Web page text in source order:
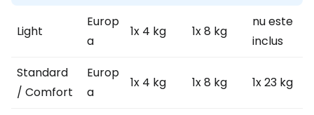
Light
Europ
a
1x 4 kg 1x 8 kg
nu este
inclus
Standard
/ Comfort
Europ
a
1x 4 kg 1x 8 kg 1x 23 kg